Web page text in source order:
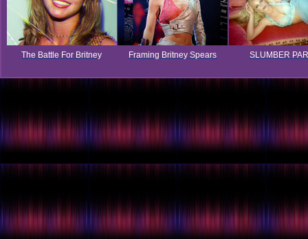
The Battle For Britney Framing Britney Spears SLUMBER